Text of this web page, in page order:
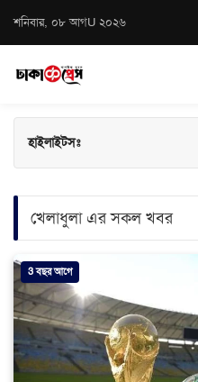
শনিবার, ০৮ আগU ২০২৬
হাইলাইটসঃ
খেলাধুলা এর সকল খবর
3 বছর আগে